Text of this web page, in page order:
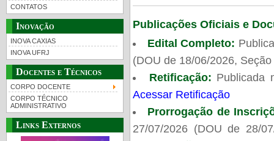
CONTATOS
Inovação
INOVA CAXIAS
INOVA UFRJ
Docentes e Técnicos
CORPO DOCENTE
CORPO TÉCNICO
ADMINISTRATIVO
Links Externos
Publicações Oficiais e
Edital Completo:
(DOU de 18/06/2026,
Retificação: Publicada
Acessar Retificação
Prorrogação de
27/07/2026 (DOU de 28/